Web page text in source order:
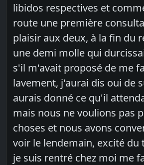
libidos respectives et
route une première
plaisir aux deux, à la fin du
une demi molle qui
s'il m'avait proposé de me
lavement, j'aurai dis oui de
aurais donné ce qu'il
mais nous ne voulions pas
choses et nous avons
voir le lendemain, excité du
je suis rentré chez moi me